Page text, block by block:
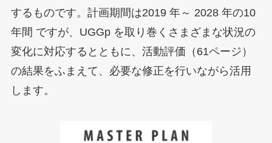
するものです。計画期間は2019 年～ 2028 年の10
年間 ですが、UGGp を取り巻くさまざまな状況の
変化に対応するとともに、活動評価（61ページ）
の結果をふまえて、必要な修正を行いながら活用
します。